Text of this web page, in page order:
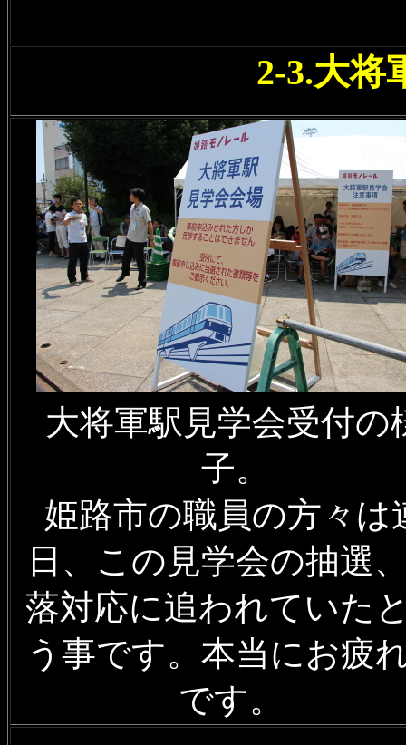
2-3.大
大将軍駅見学会受付の
子。
姫路市の職員の方々は
日、この見学会の抽選
落対応に追われていた
う事です。本当にお疲
です。